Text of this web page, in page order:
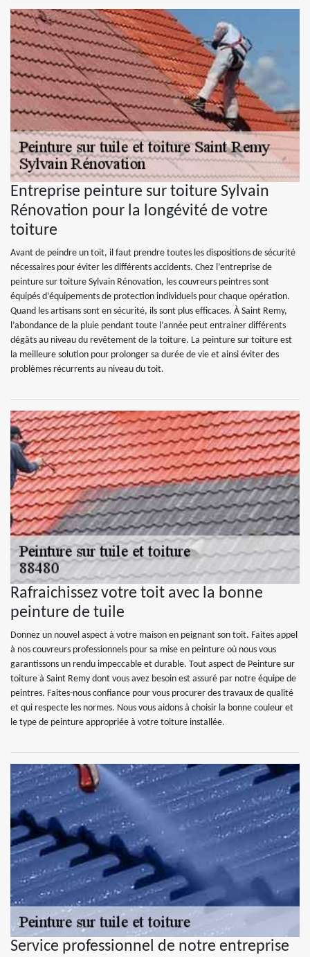
Entreprise peinture sur toiture Sylvain
Rénovation pour la longévité de votre
toiture
Avant de peindre un toit, il faut prendre toutes les dispositions de sécurité
nécessaires pour éviter les différents accidents. Chez l’entreprise de
peinture sur toiture Sylvain Rénovation, les couvreurs peintres sont
équipés d’équipements de protection individuels pour chaque opération.
Quand les artisans sont en sécurité, ils sont plus efficaces. À Saint Remy,
l’abondance de la pluie pendant toute l’année peut entrainer différents
dégâts au niveau du revêtement de la toiture. La peinture sur toiture est
la meilleure solution pour prolonger sa durée de vie et ainsi éviter des
problèmes récurrents au niveau du toit.
Rafraichissez votre toit avec la bonne
peinture de tuile
Donnez un nouvel aspect à votre maison en peignant son toit. Faites appel
à nos couvreurs professionnels pour sa mise en peinture où nous vous
garantissons un rendu impeccable et durable. Tout aspect de Peinture sur
toiture à Saint Remy dont vous avez besoin est assuré par notre équipe de
peintres. Faites-nous confiance pour vous procurer des travaux de qualité
et qui respecte les normes. Nous vous aidons à choisir la bonne couleur et
le type de peinture appropriée à votre toiture installée.
Service professionnel de notre entreprise